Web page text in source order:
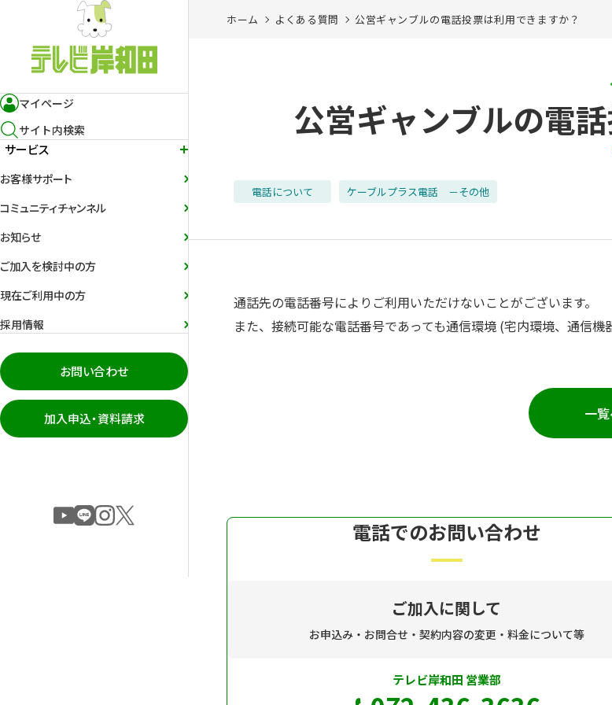
マイページ
サイト内検索
サービス
お客様サポート
コミュニティチャンネル
お知らせ
ご加入を検討中の方
現在ご利用中の方
採用情報
お問い合わせ
加入申込・資料請求
ホーム よくある質問 公営ギャンブルの電話投票は利用できますか？
公営ギャンブルの電
電話について ケーブルプラス電話 －その他
通話先の電話番号によりご利用いただけないことがございます。
また、接続可能な電話番号であっても通信環境 (宅内環境、通信
一
電話でのお問い合わせ
ご加入に関して
お申込み・お問合せ・契約内容の変更・料金について等
テレビ岸和田 営業部